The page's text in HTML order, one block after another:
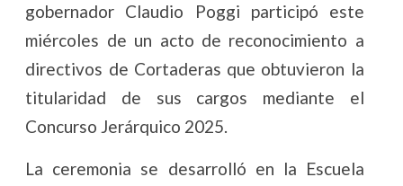
gobernador Claudio Poggi participó este
miércoles de un acto de reconocimiento a
directivos de Cortaderas que obtuvieron la
titularidad de sus cargos mediante el
Concurso Jerárquico 2025.
La ceremonia se desarrolló en la Escuela